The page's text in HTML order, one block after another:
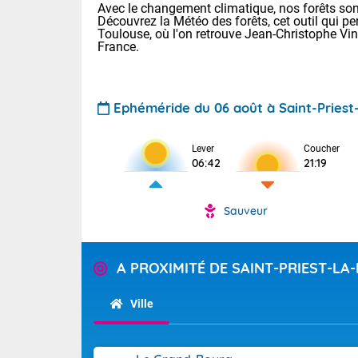
Pour la
Tendance
Avec le changement climatique, nos forêts
Découvrez la Météo des forêts, cet outil qui
Toulouse, où l'on retrouve Jean-Christophe
France.
Ephéméride du 06 août à Saint-
Lever
06:42
Coucher
21:19
Sauveur
A PROXIMITÉ DE SAINT-PRIEST-
Ville
Voici les
: 11/23 Paris
Clermont-
Lille : 15/24
Aujourd'hui
Risque
Sur le Sud-